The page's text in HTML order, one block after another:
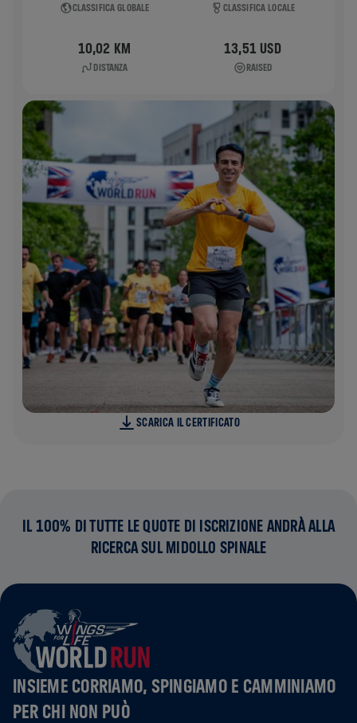
CLASSIFICA GLOBALE CLASSIFICA LOCALE
10,02 KM
DISTANZA
13,51 USD
RAISED
SCARICA IL CERTIFICATO
IL 100% DI TUTTE LE QUOTE DI ISCRIZIONE ANDRÀ ALLA
RICERCA SUL MIDOLLO SPINALE
INSIEME CORRIAMO, SPINGIAMO E CAMMINIAMO
PER CHI NON PUÒ